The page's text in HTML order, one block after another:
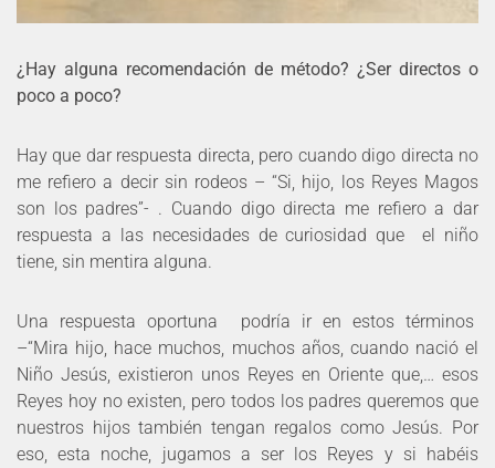
¿Hay alguna recomendación de método? ¿Ser directos o
poco a poco?
Hay que dar respuesta directa, pero cuando digo directa no
me refiero a decir sin rodeos – “Si, hijo, los Reyes Magos
son los padres”- . Cuando digo directa me refiero a dar
respuesta a las necesidades de curiosidad que el niño
tiene, sin mentira alguna.
Una respuesta oportuna podría ir en estos términos
–“Mira hijo, hace muchos, muchos años, cuando nació el
Niño Jesús, existieron unos Reyes en Oriente que,… esos
Reyes hoy no existen, pero todos los padres queremos que
nuestros hijos también tengan regalos como Jesús. Por
eso, esta noche, jugamos a ser los Reyes y si habéis